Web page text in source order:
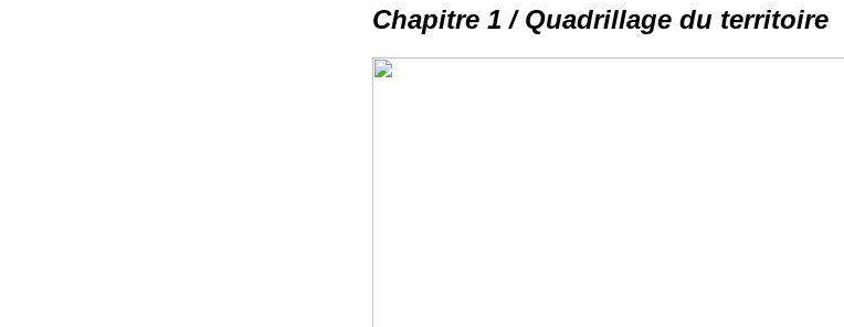
Chapitre 1 / Quadrillage du territoire